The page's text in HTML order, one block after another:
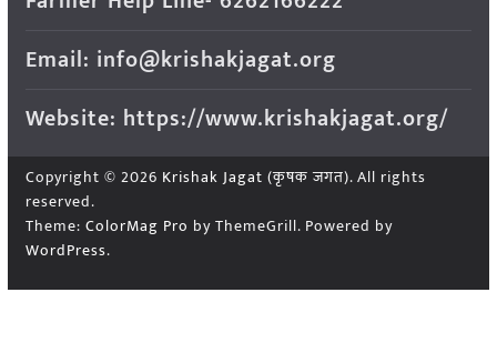
Email: info@krishakjagat.org
Website: https://www.krishakjagat.org/
Copyright © 2026 Krishak Jagat (कृषक जगत). All rights
reserved.
Theme: ColorMag Pro by ThemeGrill. Powered by
WordPress.